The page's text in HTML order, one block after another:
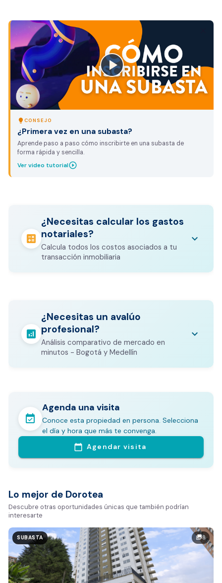
lightbulb CONSEJO
¿Primera vez en una subasta?
Aprende paso a paso cómo inscribirte en una subasta de
forma rápida y sencilla.
Ver video tutorialplay_circle_outline
calculate
¿Necesitas calcular los gastos
notariales?
Calcula todos los costos asociados a tu
transacción inmobiliaria
keyboard_arrow_down
Los gastos notariales incluyen
otros costos legales que varían según el
valor del inmueble.
CALCULADORA DE GASTOS NOTARIALES
analytics
¿Necesitas un avalúo
profesional?
Análisis comparativo de mercado en
minutos - Bogotá y Medellín
keyboard_arrow_down
En pocos minutos avalúa con este Análisis
Comparativo de Mercado (inicialmente
Bogotá y Medellín)
Análisis basado en datos reales:
Tiempo promedio de venta en la zona
Rango de precios de arriendo en el sector
Valor exclusivo para clientes de Dorotea:
20.000 COP
REALIZAR AVALÚO AHORA
event_available
Agenda una visita
Conoce esta propiedad en persona. Selecciona
el día y hora que más te convenga.
calendar_today Agendar visita
Lo mejor de Dorotea
Descubre otras oportunidades únicas que también podrían
interesarte
photo_library8
SUBASTA